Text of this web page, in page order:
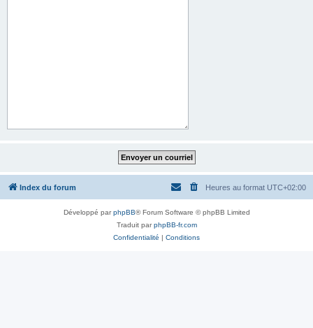
Index du forum Heures au format UTC+02:00
Développé parphpBB® Forum Software © phpBB Limited
Traduit parphpBB-fr.com
Confidentialité | Conditions